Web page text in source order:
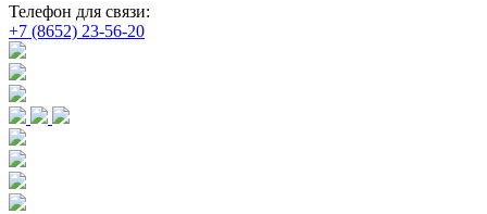
Телефон для связи:
+7 (8652) 23-56-20